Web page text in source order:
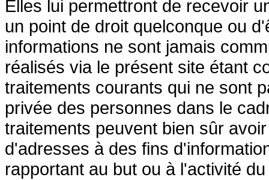
Elles lui permettront de recevoir
un point de droit quelconque ou
informations ne sont jamais
réalisés via le présent site étant
traitements courants qui ne sont
privée des personnes dans le
traitements peuvent bien sûr
d'adresses à des fins
rapportant au but ou à l'activité